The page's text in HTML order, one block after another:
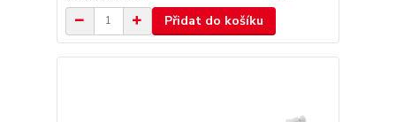
Přidat do košíku